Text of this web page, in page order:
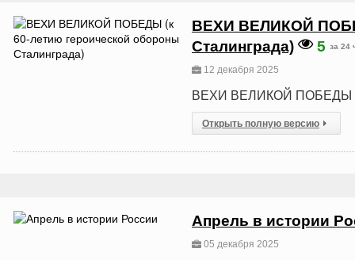
ВЕХИ ВЕЛИКОЙ
Сталинграда)
5 за 24
12 декабря 2025
ВЕХИ ВЕЛИКОЙ ПОБЕДЫ (к
Открыть полную версию
Апрель в истории
05 декабря 2025